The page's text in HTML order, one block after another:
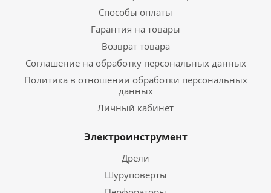
Способы оплаты
Гарантия на товары
Возврат товара
Соглашение на обработку персональных данных
Политика в отношении обработки персональных
данных
Личный кабинет
Электроинструмент
Дрели
Шуруповерты